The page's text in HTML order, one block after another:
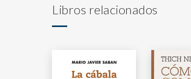
Libros relacionados